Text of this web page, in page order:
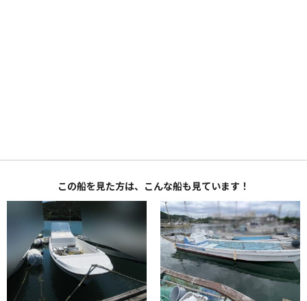
この船を見た方は、こんな船も見ています！